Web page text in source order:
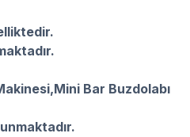
Mini Bar Buzdolabı